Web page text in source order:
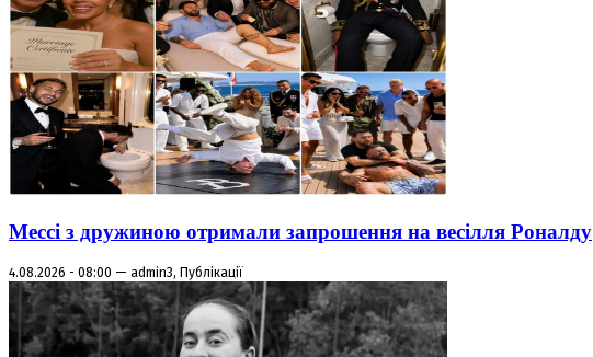
Мессі з дружиною отримали запрошення на весілля Роналду
4.08.2026 - 08:00 — admin3, Публікації